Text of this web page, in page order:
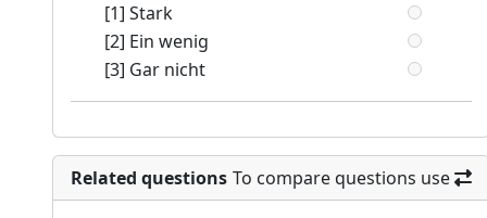
[1] Stark
[2] Ein wenig
[3] Gar nicht
Related questions To compare questions use